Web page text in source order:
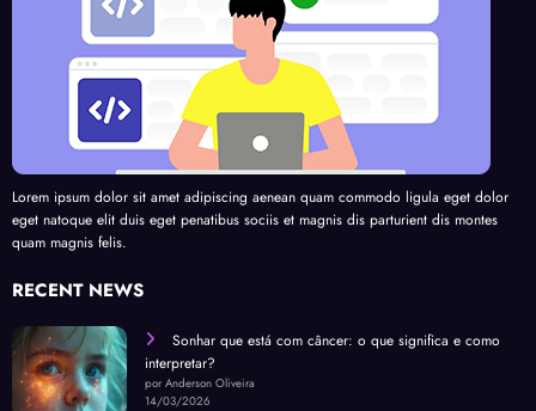
Lorem ipsum dolor sit amet adipiscing aenean quam commodo ligula eget dolor
eget natoque elit duis eget penatibus sociis et magnis dis parturient dis montes
quam magnis felis.
RECENT NEWS
Sonhar que está com câncer: o que significa e como
interpretar?
por Anderson Oliveira
14/03/2026